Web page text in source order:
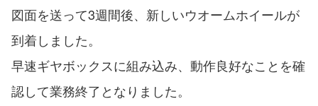
図面を送って3週間後、新しいウオームホイールが
到着しました。
早速ギヤボックスに組み込み、動作良好なことを確
認して業務終了となりました。